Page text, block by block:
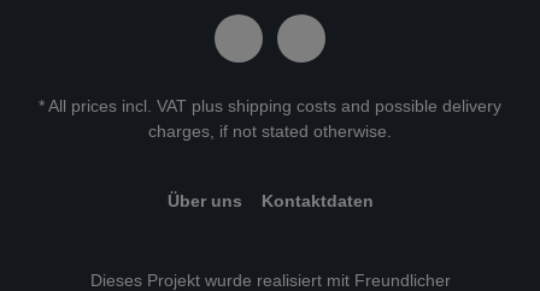
* All prices incl. VAT plus shipping costs and possible delivery
charges, if not stated otherwise.
Über uns Kontaktdaten
Dieses Projekt wurde realisiert mit Freundlicher